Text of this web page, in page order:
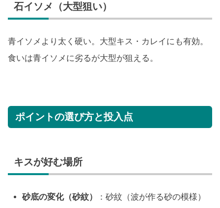
石イソメ（大型狙い）
青イソメより太く硬い。大型キス・カレイにも有効。
食いは青イソメに劣るが大型が狙える。
ポイントの選び方と投入点
キスが好む場所
砂底の変化（砂紋）
：砂紋（波が作る砂の模様）